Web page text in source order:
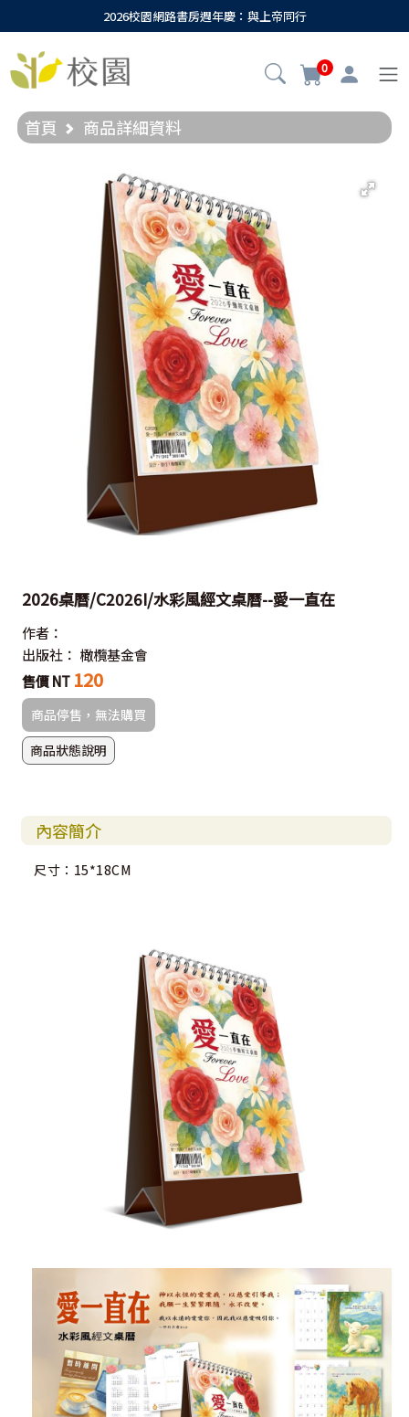
2026校園網路書房週年慶：與上帝同行
0
首頁 商品詳細資料
2026桌曆/C2026I/水彩風經文桌曆--愛一直在
作者：
出版社： 橄欖基金會
售價 NT 120
商品停售，無法購買
商品狀態說明
內容簡介
尺寸：15*18CM